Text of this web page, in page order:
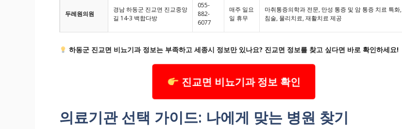
두레원의원
경남 하동군 진교면 진교중앙
길 14-3 백합다방
055-
882-
6077
매주 일요
일 휴무
마취통증의학과 전문, 만성 통증 및 암 통증 치료 특화,
침술, 물리치료, 재활치료 제공
하동군 진교면 비뇨기과 정보는 부족하고 세종시 정보만 있나요? 진교면 정보를 찾고 싶다면 바로 확인하세요!
진교면 비뇨기과 정보 확인
의료기관 선택 가이드: 나에게 맞는 병원 찾기